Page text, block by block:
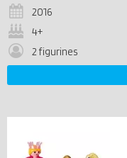
2016
4+
2 figurines